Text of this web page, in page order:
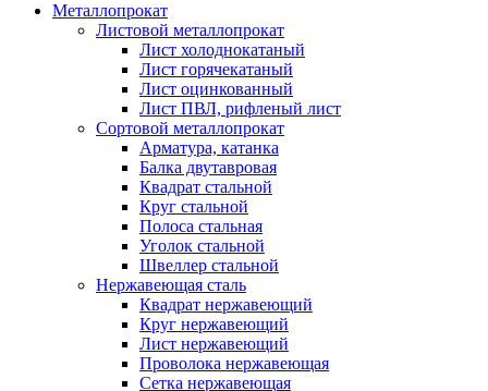
Металлопрокат
Листовой металлопрокат
Лист холоднокатаный
Лист горячекатаный
Лист оцинкованный
Лист ПВЛ, рифленый лист
Сортовой металлопрокат
Арматура, катанка
Балка двутавровая
Квадрат стальной
Круг стальной
Полоса стальная
Уголок стальной
Швеллер стальной
Нержавеющая сталь
Квадрат нержавеющий
Круг нержавеющий
Лист нержавеющий
Проволока нержавеющая
Сетка нержавеющая